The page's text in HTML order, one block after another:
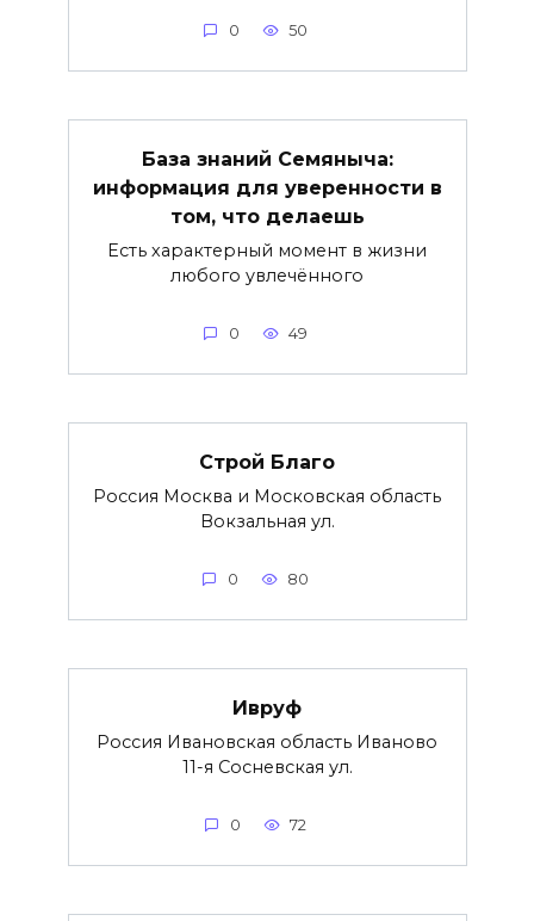
0 50
База знаний Семяныча:
информация для уверенности в
том, что делаешь
Есть характерный момент в жизни
любого увлечённого
0 49
Строй Благо
Россия Москва и Московская область
Вокзальная ул.
0 80
Ивруф
Россия Ивановская область Иваново
11-я Сосневская ул.
0 72